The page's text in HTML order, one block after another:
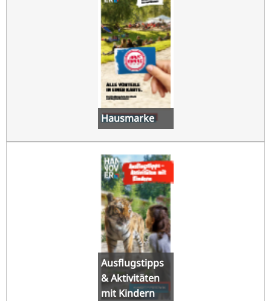
Hausmarke
Ausflugstipps
& Aktivitäten
mit Kindern